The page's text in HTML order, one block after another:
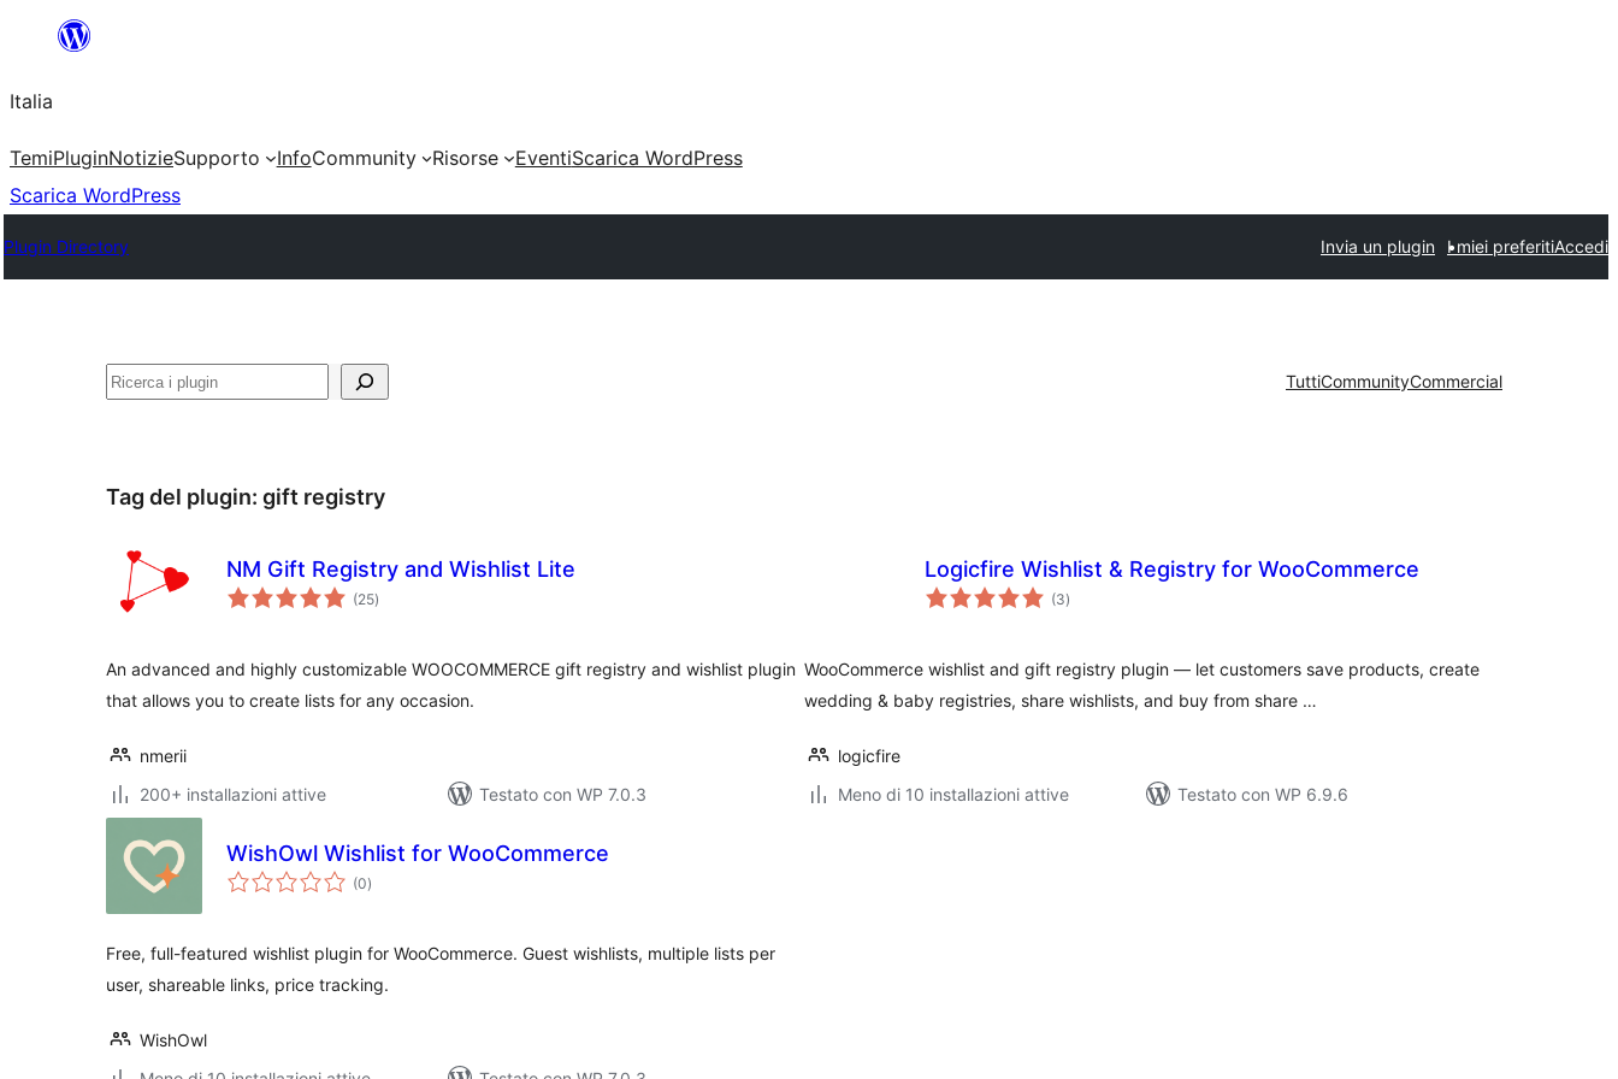
contenuto
Italia
TemiPluginNotizieSupporto InfoCommunity Risorse EventiScarica WordPress
Scarica WordPress
Plugin Directory Invia un plugin I miei preferitiAccedi
Cerca TuttiCommunityCommercial
Tag del plugin: gift registry
NM Gift Registry and Wishlist Lite
(25valutazioni
totali
)
An advanced and highly customizable WOOCOMMERCE gift registry and wishlist plugin
that allows you to create lists for any occasion.
nmerii
200+ installazioni attive
Testato con WP 7.0.3
Logicfire Wishlist & Registry for WooCommerce
(3valutazioni
totali
)
WooCommerce wishlist and gift registry plugin — let customers save products, create
wedding & baby registries, share wishlists, and buy from share …
logicfire
Meno di 10 installazioni attive
Testato con WP 6.9.6
WishOwl Wishlist for WooCommerce
(0valutazioni
totali
)
Free, full-featured wishlist plugin for WooCommerce. Guest wishlists, multiple lists per
user, shareable links, price tracking.
WishOwl